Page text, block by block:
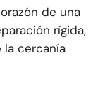
de una
rígida,
cercanía